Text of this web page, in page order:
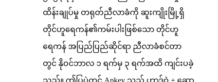
ထိန်းချုပ်မှု တရုတ်ညီလာခံကို ဆူးကျိုးမြို့ရှိ
တိုင်ဟူရေကန်၏ကမ်းပါးဖြစ်သော တိုင်ဟူ
ရေကန် အပြည်ပြည်ဆိုင်ရာ ညီလာခံစင်တာ
တွင် နိုဝင်ဘာလ ၁ ရက်မှ ၃ ရက်အထိ ကျင်းပခဲ့
သည်။ ဤပြပွဲတွင် Apkey သည် ဟာ့ဒ်ဝဲ + ဆော့